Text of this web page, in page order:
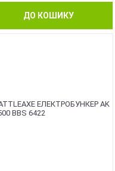
ДО КОШИКУ